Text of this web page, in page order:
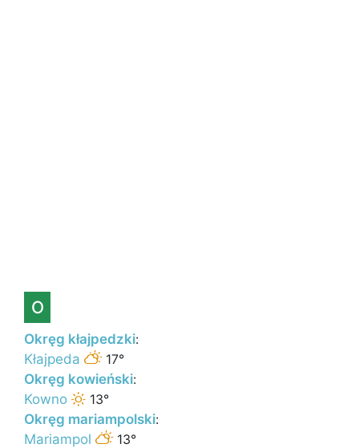
O
Okręg kłajpedzki:
Kłajpeda
17°
Okręg kowieński:
Kowno
13°
Okręg mariampolski:
Mariampol
13°